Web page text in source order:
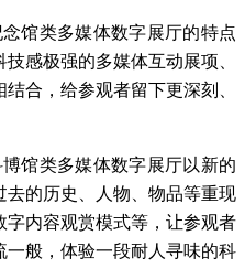
馆类多媒体数字展厅的特点
感极强的多媒体互动展项、
合，给参观者留下更深刻、
馆类多媒体数字展厅以新的
的历史、人物、物品等重现
内容观赏模式等，让参观者
般，体验一段耐人寻味的科